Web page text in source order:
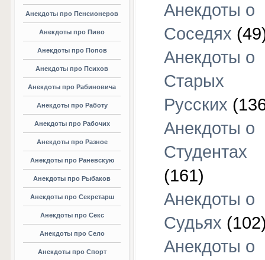
Анекдоты про Пенсионеров
Анекдоты про Пиво
Анекдоты про Попов
Анекдоты про Психов
Анекдоты про Рабиновича
Анекдоты про Работу
Анекдоты про Рабочих
Анекдоты про Разное
Анекдоты про Раневскую
Анекдоты про Рыбаков
Анекдоты про Секретарш
Анекдоты про Секс
Анекдоты про Село
Анекдоты про Спорт
Анекдоты о
Соседях
Анекдоты о
Старых
Русских
Анекдоты о
Студентах
(161)
Анекдоты о
Судьях
Анекдоты о